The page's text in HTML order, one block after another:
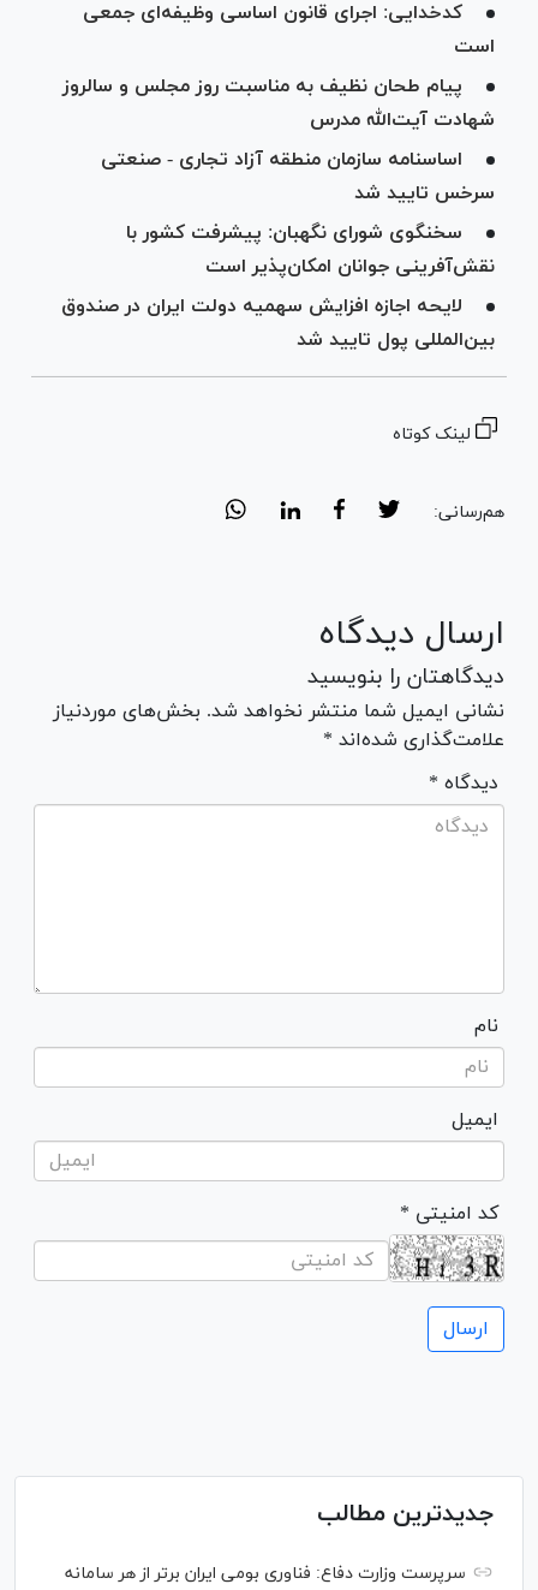
کدخدایی: اجرای قانون اساسی وظیفه‌ای جمعی
است
پیام طحان نظیف به مناسبت روز مجلس و سالروز
شهادت آیت‌الله مدرس
اساسنامه سازمان منطقه آزاد تجاری - صنعتی
سرخس تایید شد
سخنگوی شورای نگهبان: پیشرفت کشور با
نقش‌آفرینی جوانان امکان‌پذیر است
لایحه اجازه افزایش سهمیه دولت ایران در صندوق
بین‌المللی پول تایید شد
لینک کوتاه
هم‌رسانی:
ارسال دیدگاه
دیدگاهتان را بنویسید
نشانی ایمیل شما منتشر نخواهد شد. بخش‌های موردنیاز
علامت‌گذاری شده‌اند *
* دیدگاه
نام
ایمیل
* کد امنیتی
جدیدترین مطالب
سرپرست وزارت دفاع: فناوری بومی ایران برتر از هر سامانه